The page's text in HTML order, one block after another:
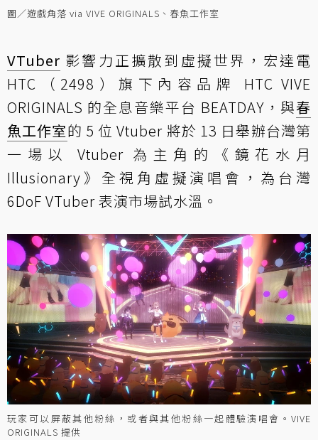
圖／遊戲角落 via VIVE ORIGINALS、春魚工作室
VTuber 影響力正擴散到虛擬世界，宏達電
HTC（2498）旗下內容品牌 HTC VIVE
ORIGINALS 的全息音樂平台 BEATDAY，與春
魚工作室的 5 位 Vtuber 將於 13 日舉辦台灣第
一場以 Vtuber 為主角的《鏡花水月
Illusionary》全視角虛擬演唱會，為台灣
6DoF VTuber 表演市場試水溫。
玩家可以屏蔽其他粉絲，或者與其他粉絲一起體驗演唱會。VIVE
ORIGINALS 提供